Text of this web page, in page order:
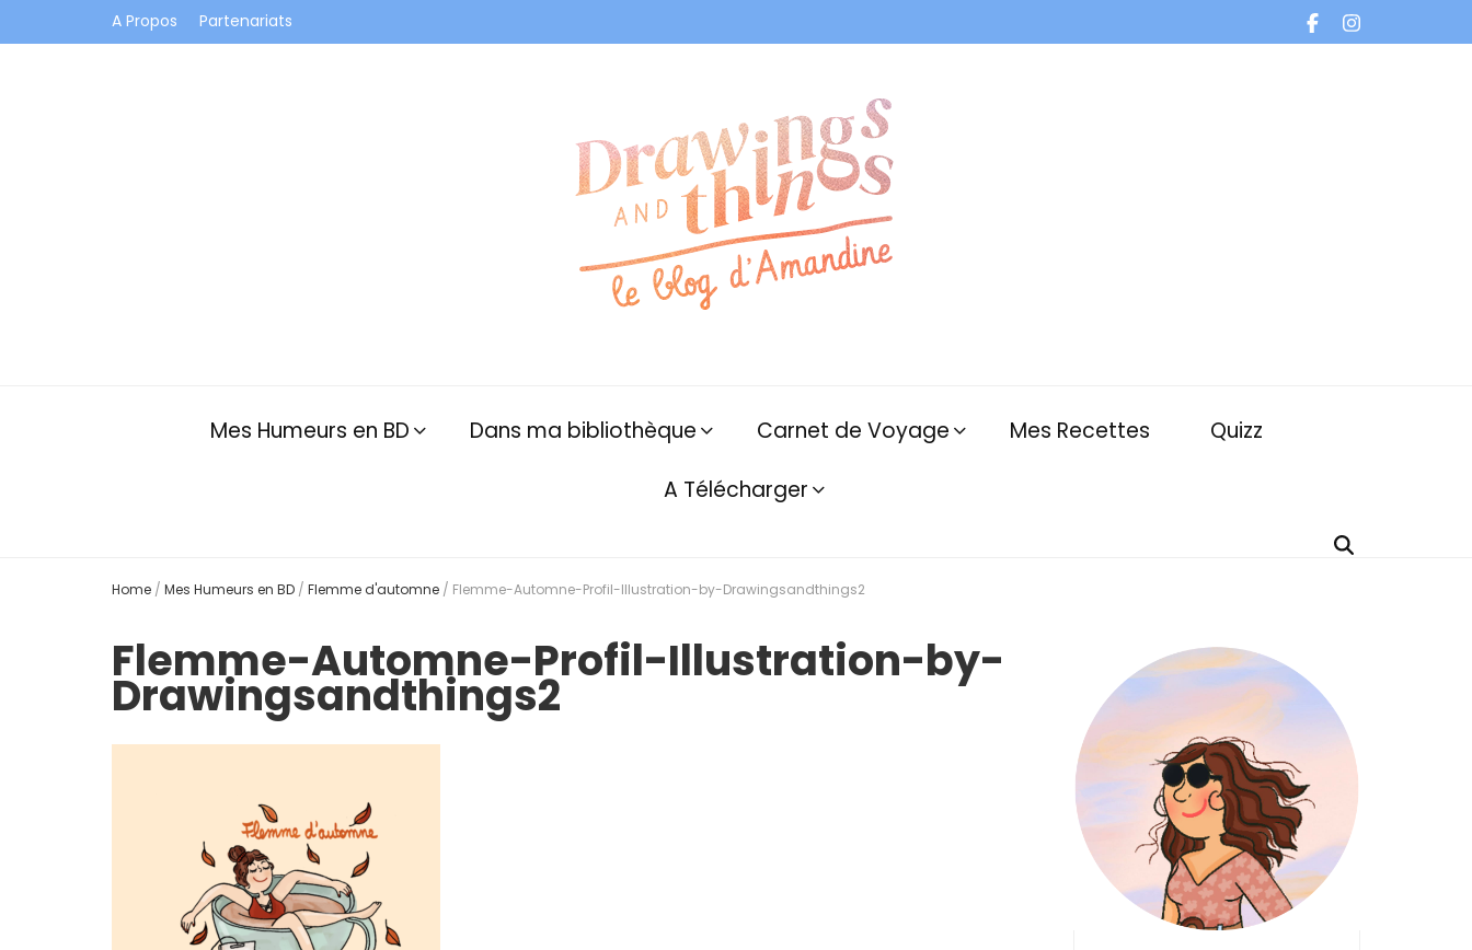
A Propos Partenariats
Mes Humeurs en BD Dans ma bibliothèque Carnet de Voyage Mes Recettes
Quizz
A Télécharger
Home / Mes Humeurs en BD / Flemme d'automne / Flemme-Automne-Profil-Illustration-by-Drawingsandthings2
Flemme-Automne-Profil-Illustration-by-
Drawingsandthings2